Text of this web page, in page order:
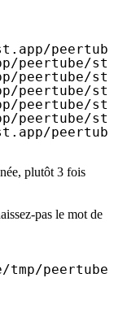
.app/
/peertube/
/peertube/
/peertube/
/peertube/
/peertube/
.app/
plutôt 3 fois
pas le mot de
tmp/